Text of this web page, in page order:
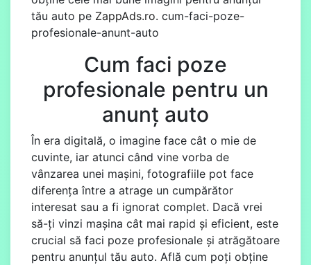
tău auto pe ZappAds.ro. cum-faci-poze-
profesionale-anunt-auto
Cum faci poze
profesionale pentru un
anunț auto
În era digitală, o imagine face cât o mie de
cuvinte, iar atunci când vine vorba de
vânzarea unei mașini, fotografiile pot face
diferența între a atrage un cumpărător
interesat sau a fi ignorat complet. Dacă vrei
să-ți vinzi mașina cât mai rapid și eficient, este
crucial să faci poze profesionale și atrăgătoare
pentru anunțul tău auto. Află cum poți obține